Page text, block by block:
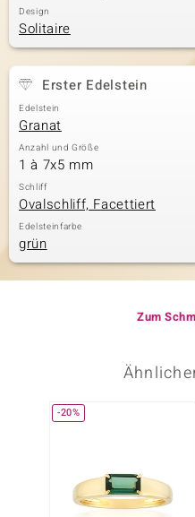
Design
Solitaire
Erster Edelstein
Edelstein
Granat
Anzahl und Größe
1 à 7x5 mm
Schliff
Ovalschliff, Facettiert
Edelsteinfarbe
grün
Zum
-20%